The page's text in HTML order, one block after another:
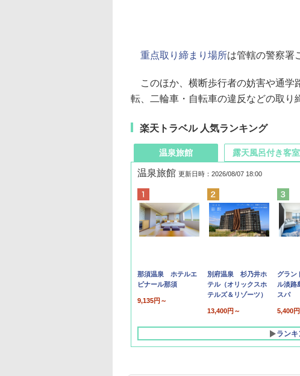
重点取り締まり場所は管轄の警察署
このほか、横断歩行者の妨害や通学
転、二輪車・自転車の違反などの取り
楽天トラベル 人気ランキング
温泉旅館
温泉旅館 更新日時：2026/08/07 18:00
那須温泉 ホテルエ
ピナール那須
9,135円～
別府温泉 杉乃井ホ
テル（オリックスホ
テルズ＆リゾーツ）
13,400円～
グラン
ル淡路
スパ
5,400
ラン
露天風呂付き客室